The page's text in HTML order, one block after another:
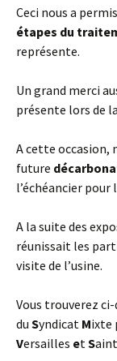
Ceci nous a
étapes du
représente.
Un grand merci
présente lors de
A cette occasion,
future
l’échéancier pour
A la suite des
réunissait les
visite de l’usine.
Vous trouverez
du Syndicat Mixte
Versailles et S